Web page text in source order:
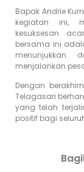
Bapak Andrie
kegiatan ini,
kesuksesan
bersama ini
menunjukkan
menjalankan
Dengan
Telagasari
yang telah
positif bagi